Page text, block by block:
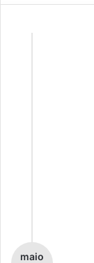
maio